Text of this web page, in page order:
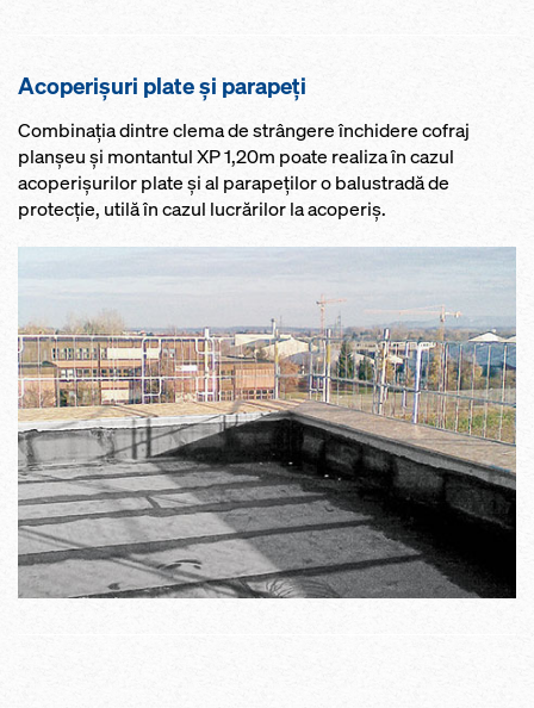
Acoperişuri plate şi parapeţi
Combinația dintre clema de strângere închidere cofraj
planşeu şi montantul XP 1,20m poate realiza în cazul
acoperişurilor plate şi al parapeților o balustradă de
protecţie, utilă în cazul lucrărilor la acoperiş.